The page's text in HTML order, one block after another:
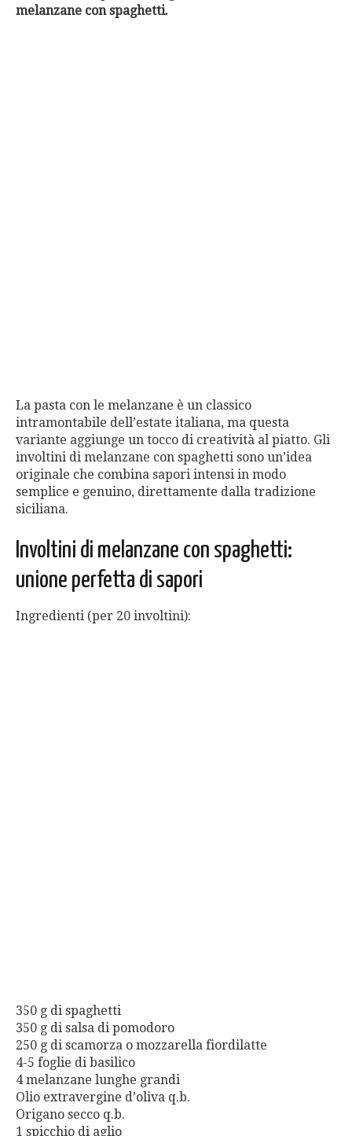
melanzane con spaghetti.
La pasta con le melanzane è un classico
intramontabile dell’estate italiana, ma questa
variante aggiunge un tocco di creatività al piatto. Gli
involtini di melanzane con spaghetti sono un’idea
originale che combina sapori intensi in modo
semplice e genuino, direttamente dalla tradizione
siciliana.
Involtini di melanzane con spaghetti:
unione perfetta di sapori
Ingredienti (per 20 involtini):
350 g di spaghetti
350 g di salsa di pomodoro
250 g di scamorza o mozzarella fiordilatte
4-5 foglie di basilico
4 melanzane lunghe grandi
Olio extravergine d’oliva q.b.
Origano secco q.b.
1 spicchio di aglio